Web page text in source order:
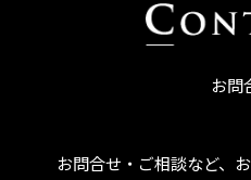
お問
お問合せ・ご相談など、